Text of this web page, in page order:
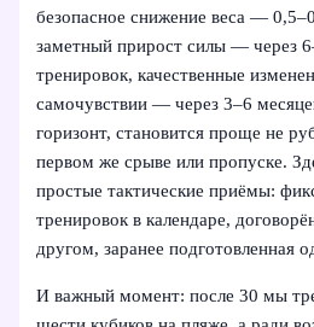
безопасное снижение веса —
заметный прирост силы — через
тренировок, качественные
самочувствии — через 3–6
горизонт, становится проще не
первом же срыве или пропуске.
простые тактические приёмы:
тренировок в календаре,
другом, заранее подготовленная
И важный момент: после 30 мы